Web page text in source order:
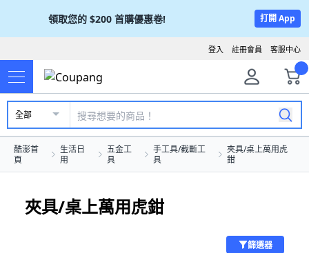
領取您的 $200 首購優惠卷! 打開 App
客服中心
註冊會員
登入
全部
酷澎首
頁
生活日
用
五金工
具
手工具/截斷工
具
夾具/桌上萬用虎
鉗
夾具/桌上萬用虎鉗
篩選器